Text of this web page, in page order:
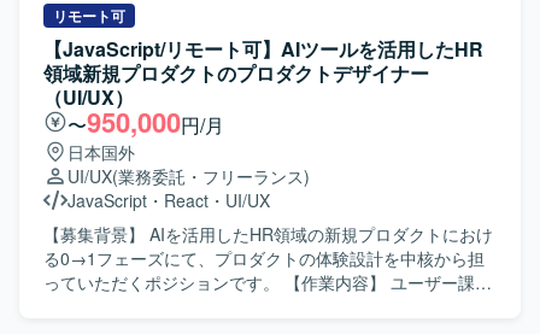
きるポジションです。 【開発環境】 フロントエンドは
ReactおよびTypeScript、MUIを採用し、バックエンドは
NodeおよびTypeScriptで構成されています。インフラには
AWSとCDKを利用し、ソースコード管理およびCI/CDには
GitHubおよびGitHub Actionsを使用しています。デザインに
はFigmaおよびmiro、ドキュメント管理にはNotionを用い、
Slackやバーチャルオフィスツールを活用したコミュニケー
ション環境が整備されています。AIを活用したSpec Driven
Developmentとして、Claude CodeやCursorなどのツール
も導入されています。
ング、初回体験、継続利用体験の改善に取り組んでいただ
きます。 ・デザインシステムやコンポーネント設計の整備
および運用を行っていただきます。 ・エンジニアと協働
し、実装連携や仕様調整、UIの品質担保を行っていただき
ます。 【求める人物像】 ・チームでの成果創出を重視し、
関係部署と連携しながら制作を進行できる方を想定してお
ります。 ・作って終わりではなく、届けて・試して・改善
するプロセスに喜びを感じられる方を求めております。 ・
ユーザー視点に立ち、成果に対して責任感を持ってクリエ
イティブに取り組める方を歓迎いたします。 ・広告とプロ
ダクトなど領域を横断して価値発揮したい方を想定してお
ります。 ・構造的に事象を捉え、ボトルネックを特定しな
容】 要件定義フェーズに参画し、仕様理解を踏まえたUI設
計を実施していただきます。ディレクター作成の既存また
は簡易なワイヤーフレームをベースに、ユーザー視点で画
面構成・導線を整理し、UIコンポーネント設計や操作フロ
ーの最適化を行っていただきます。各画面単位でのビジュ
アルデザイン作成、レイアウト設計、配色・UIパーツ設
計、操作性を考慮したインタラクション設計（必要に応じ
て簡易モック作成）を対応していただきます。機能過多・
画面過密状態に対する整理・改善提案や、ユーザビリティ
向上に向けた設計見直しを行い、ディレクター／PMと連携
しながらエンジニア実装を見据えたデザイン仕様をアウト
プットしていただきます。 【求める人物像】 要件が固まり
リモート可
【JavaScript/リモート可】AIツールを活用したHR
領域新規プロダクトのプロダクトデザイナー
（UI/UX）
〜950,000円/月
日本国外
UI/UX(業務委託・フリーランス)
JavaScript ・ React ・ UI/UX
【募集背景】 AIを活用したHR領域の新規プロダクトにおけ
る0→1フェーズにて、プロダクトの体験設計を中核から担
っていただくポジションです。 【作業内容】 ユーザー課